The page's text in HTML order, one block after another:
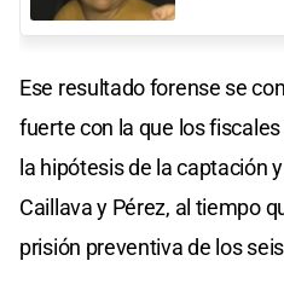
Ese resultado forense se
fuerte con la que los
la hipótesis de la captación
Caillava y Pérez, al tiempo
prisión preventiva de los